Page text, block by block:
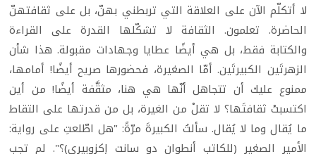
لا أتكلّم الآن على العلاقة التي تربطني بهنّ، بل على ثقافتهنّ
الحاضرة. تعلمون. الثقافة لا تشكّلها القدرة على القراءة
والكتابة فقط، بل هي أيضًا عطايا وجهادات مقبولة. هذا شأن
الزهرتَين الكبيرتَين. أمّا الصغيرة، فحضورها صريح أيضًا! أمامها،
ممنوع عليك أن تتجاهل أنّها هي هنا، مثقَّفة أيضًا! من أين
اكتسبتْ ثقافتَها؟ لا تقلْ من الغيرة، بل من قدرتها على التقاط
ما يُقال وما لا يُقال. سألتُ الكبيرةَ مرّةً: "هل اطّلعتِ على رواية:
الأمير الصغير (للكاتب أنطوان دو سانت إكزوبيري)؟". لم تجب